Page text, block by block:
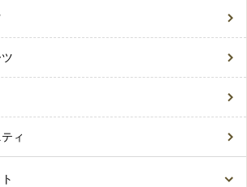
ィ